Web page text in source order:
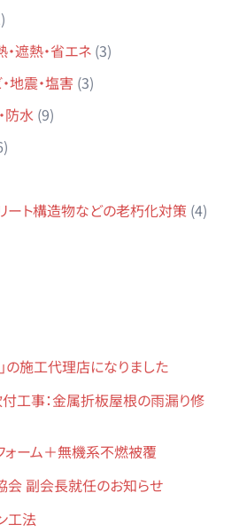
・遮熱・省エネ(3)
地震・塩害 (3)
防水 (9)
ート構造物などの老朽化対策 (4)
の施工代理店になりました
付工事：金属折板屋根の雨漏り修
ォーム＋無機系不燃被覆
会 副会長就任のお知らせ
工法